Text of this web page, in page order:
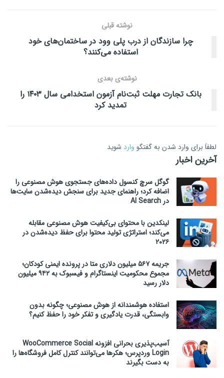
نوشته قبلی
چرا سازندگان از درب پلی وود در ساختمان‌های خود
استفاده می‌کنند؟
نوشته‌ی بعدی
بانک تجارت مهلت ثبت‌نام آزمون استخدامی سال ۱۴۰۳ را
تمدید کرد
لطفاَ برای وارد شدن به گفتگو وارد شوید
آخرین اخبار
گوگل سرچ کنسول داده‌های جستجوی هوش مصنوعی را
اضافه کرد؛ راهنمای جدید برای سنجش دیده‌شدن سایت‌ها
در AI Search
لینکدین با محتوای بی‌کیفیت هوش مصنوعی مقابله
می‌کند؛ استراتژی تولید محتوا برای حفظ دیده‌شدن در
۲۰۲۶
جریمه ۵۶۷ میلیون دلاری متا در پرونده ایمنی کودکان؛
مجموع محکومیت اینستاگرام و فیسبوک به ۹۴۲ میلیون
دلار رسید
استفاده هوشمندانه از هوش مصنوعی؛ چگونه بدون
وابستگی، قدرت یادگیری و تفکر خود را حفظ کنیم؟
آسیب‌پذیری بحرانی افزونه WooCommerce Social
Login وردپرس؛ هکرها می‌توانند کنترل کامل فروشگاه‌ها را
به دست بگیرند